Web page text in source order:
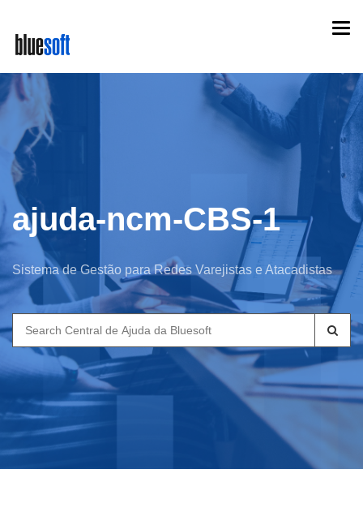
main
content
ajuda-ncm-CBS-1
Sistema de Gestão para Redes Varejistas e Atacadistas
Search
for: